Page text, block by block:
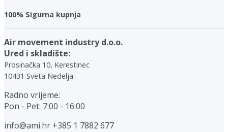
100% Sigurna kupnja
Air movement industry d.o.o.
Ured i skladište:
Prosinačka 10, Kerestinec
10431 Sveta Nedelja
Radno vrijeme:
Pon - Pet: 7:00 - 16:00
info@ami.hr +385 1 7882 677